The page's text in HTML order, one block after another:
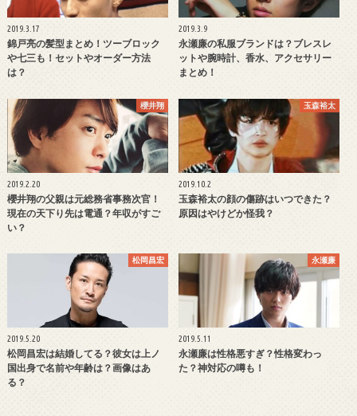
2019.3.17
錦戸亮の髪型まとめ！ツーブロック
や七三も！セットやオーダー方法
は？
2019.3.9
永瀬廉の私服ブランドは？ブレスレ
ットや腕時計、香水、アクセサリー
まとめ！
櫻井翔
2019.2.20
櫻井翔の父親は元総務省事務次官！
現在の天下り先は電通？年収がすご
い？
玉森裕太
2019.10.2
玉森裕太の顔の傷跡はいつできた？
原因はやけどか怪我？
松岡昌宏
2019.5.20
松岡昌宏は結婚してる？彼女は上ノ
国出身で名前や年齢は？画像はあ
る？
永瀬廉
2019.5.11
永瀬廉は性格悪すぎ？性格変わっ
た？神対応の噂も！